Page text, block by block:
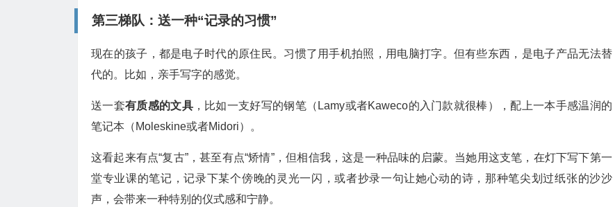
第三梯队：送一种“记录的习惯”
现在的孩子，都是电子时代的原住民。习惯了用手机拍照，用电脑打字。但有些东西，是电子产品无法替
代的。比如，亲手写字的感觉。
送一套有质感的文具，比如一支好写的钢笔（Lamy或者Kaweco的入门款就很棒），配上一本手感温润的
笔记本（Moleskine或者Midori）。
这看起来有点“复古”，甚至有点“矫情”，但相信我，这是一种品味的启蒙。当她用这支笔，在灯下写下第一
堂专业课的笔记，记录下某个傍晚的灵光一闪，或者抄录一句让她心动的诗，那种笔尖划过纸张的沙沙
声，会带来一种特别的仪式感和宁静。